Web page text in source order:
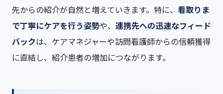
先からの紹介が自然と増えていきます。特に、 看取りま
で丁寧にケアを行う姿勢や、 連携先への迅速なフィード
バックは、ケアマネジャーや訪問看護師からの信頼獲得
に直結し、紹介患者の増加につながります。